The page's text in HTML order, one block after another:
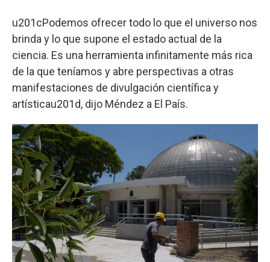
u201cPodemos ofrecer todo lo que el universo nos
brinda y lo que supone el estado actual de la
ciencia. Es una herramienta infinitamente más rica
de la que teníamos y abre perspectivas a otras
manifestaciones de divulgación científica y
artísticau201d, dijo Méndez a El País.